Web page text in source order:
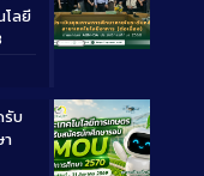
Long
โลยี
รับ